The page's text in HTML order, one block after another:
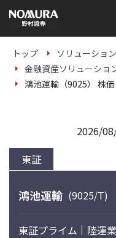
の
ー
トップ
ソリューショ
金融資産ソリューショ
鴻池運輸（9025） 株価
東証
2026/
鴻池運輸 (9025/T)
東証プライム 陸運業